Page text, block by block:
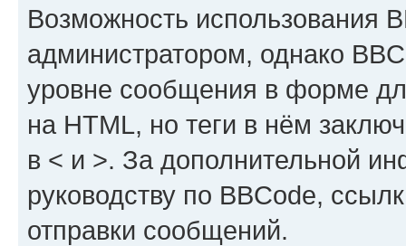
Возможность использования
администратором, однако
уровне сообщения в форме
на HTML, но теги в нём
в < и >. За дополнительной
руководству по BBCode,
отправки сообщений.